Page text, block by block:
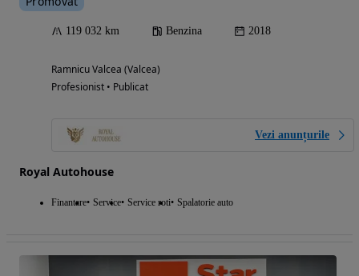
119 032 km Benzina 2018
Ramnicu Valcea (Valcea)
Profesionist • Publicat
Vezi anunțurile
Royal Autohouse
Finantare Service Service roti Spalatorie auto